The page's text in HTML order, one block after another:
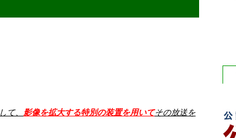
て、 影像を拡大する特別の装置を用いてその放送を